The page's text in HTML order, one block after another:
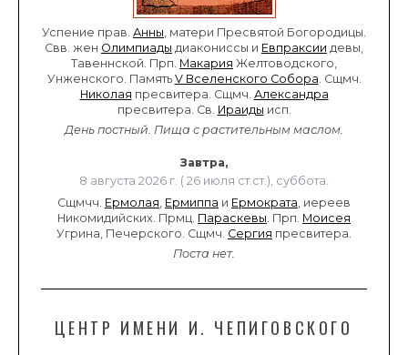
Успение прав. Анны , матери Пресвятой Богородицы.
Свв. жен Олимпиады диакониссы и Евпраксии девы,
Тавеннской. Прп. Макария Желтоводского,
Унженского. Память V Вселенского Собора . Сщмч.
Николая пресвитера. Сщмч. Александра
пресвитера. Св. Ираиды исп.
День постный. Пища с растительным маслом.
Завтра,
8 августа 2026 г. ( 26 июля ст.ст.), суббота.
Сщмчч. Ермолая Ермиппа и Ермократа , иереев
Никомидийских. Прмц. Параскевы . Прп. Моисея
Угрина, Печерского. Сщмч. Сергия пресвитера.
Поста нет.
ЦЕНТР ИМЕНИ И. ЧЕПИГОВСКОГО